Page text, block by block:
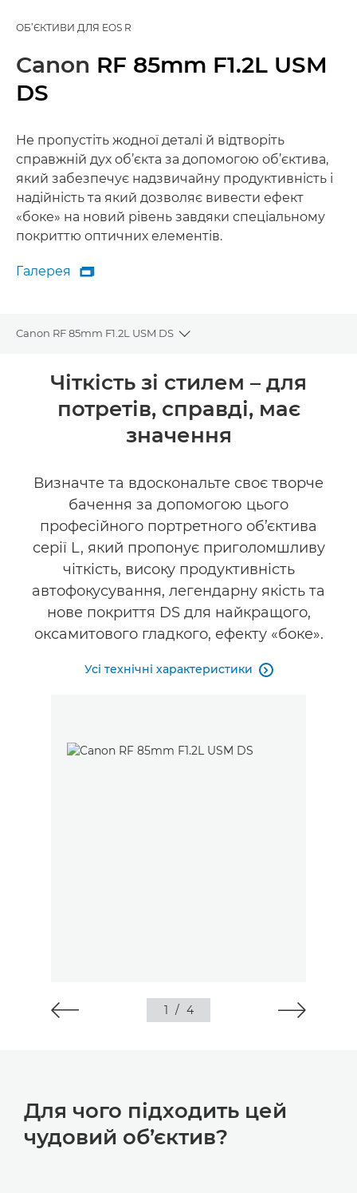
ОБ’ЄКТИВИ ДЛЯ EOS R
Canon RF 85mm F1.2L USM
DS
Не пропустіть жодної деталі й відтворіть
справжній дух об’єкта за допомогою об’єктива,
який забезпечує надзвичайну продуктивність і
надійність та який дозволяє вивести ефект
«боке» на новий рівень завдяки спеціальному
покриттю оптичних елементів.
Галерея
Галерея

Canon RF 85mm F1.2L USM DS
Toggle breadcrumbs
Технічні характеристики
Підтримка
Чіткість зі стилем – для
потретів, справді, має
значення
Визначте та вдоскональте своє творче
бачення за допомогою цього
професійного портретного об’єктива
серії L, який пропонує приголомшливу
чіткість, високу продуктивність
автофокусування, легендарну якість та
нове покриття DS для найкращого,
оксамитового гладкого, ефекту «боке».
Усі технічні характеристики 
1 / 4
Для чого підходить цей
чудовий об’єктив?